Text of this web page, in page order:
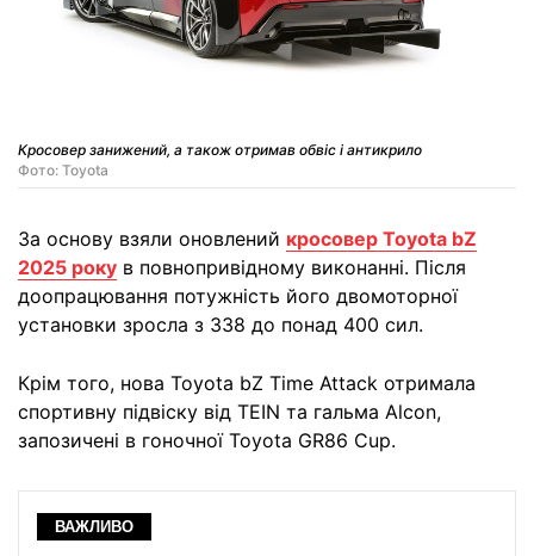
Кросовер занижений, а також отримав обвіс і антикрило
Фото: Toyota
За основу взяли оновлений кросовер Toyota bZ
2025 року в повнопривідному виконанні. Після
доопрацювання потужність його двомоторної
установки зросла з 338 до понад 400 сил.
Крім того, нова Toyota bZ Time Attack отримала
спортивну підвіску від TEIN та гальма Alcon,
запозичені в гоночної Toyota GR86 Cup.
ВАЖЛИВО